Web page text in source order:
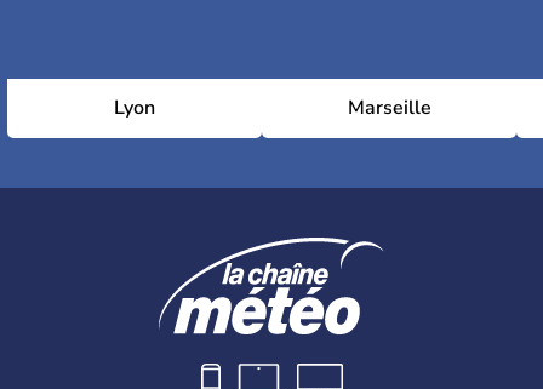
Lyon Marseille